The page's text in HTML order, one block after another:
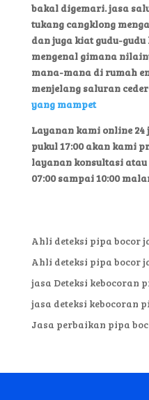
bakal digemari. jasa
tukang cangklong
dan juga kiat gudu-
mengenal gimana
mana-mana di rumah
menjelang saluran
yang mampet
Layanan kami online
pukul 17:00 akan kami
layanan konsultasi
07:00 sampai 10:00
Ahli deteksi pipa bocor
Ahli deteksi pipa bocor
jasa Deteksi kebocoran
jasa deteksi kebocoran
Jasa perbaikan pipa